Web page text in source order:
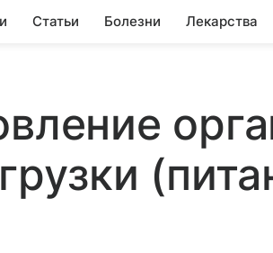
Статьи Болезни Лекарства